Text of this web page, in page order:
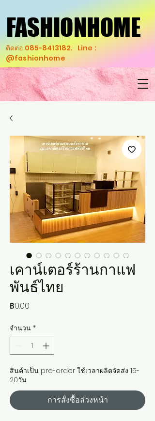
FASHIONHOME
FASHIONHOME
ติดต่อ 085-8413182. Line :
@fashionhome
เคาน์เตอร์ร้านกาแฟ
พันธ์ไทย
฿0.00
จำนวน *
สินค้าเป็น pre-order ใช้เวลาผลิตจัดส่ง 15-
20วัน
การสั่งซื้อล่วงหน้า